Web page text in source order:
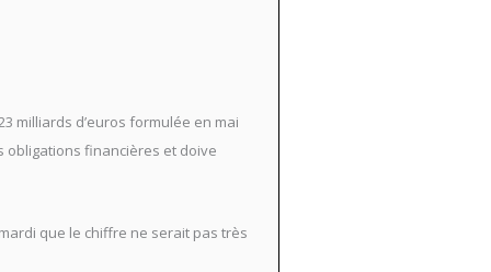
milliards d’euros formulée en mai
obligations financières et doive
que le chiffre ne serait pas très